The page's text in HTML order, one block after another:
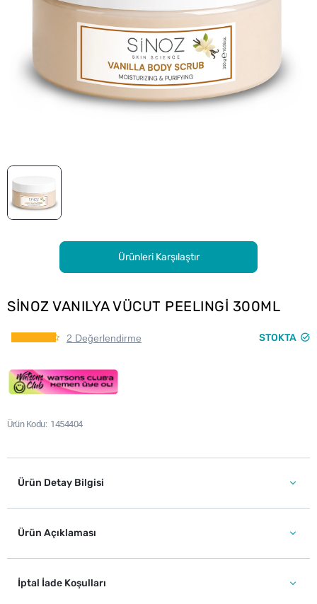
Ürünleri Karşılaştır
SİNOZ VANILYA VÜCUT PEELINGİ 300ML
2 Değerlendirme STOKTA
Ürün Kodu 1454404
Ürün Detay Bilgisi
Ürün Açıklaması
İptal İade Koşulları